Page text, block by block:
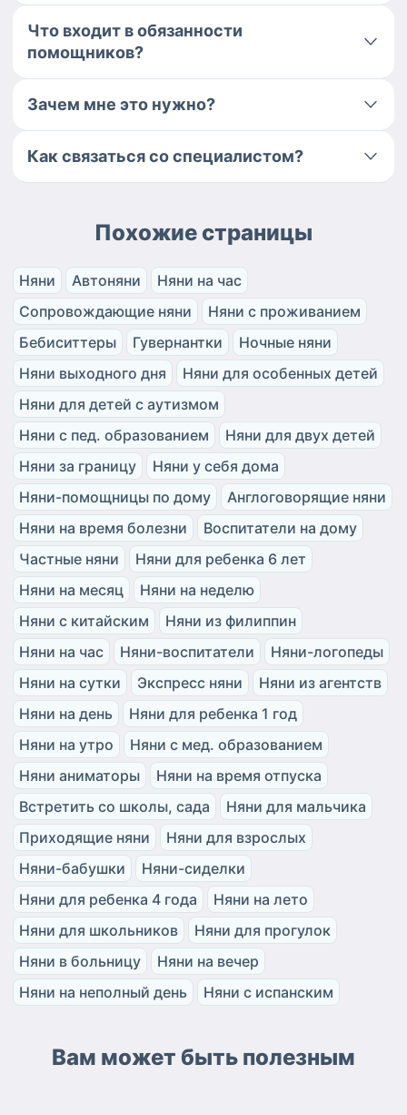
Что входит в обязанности
помощников?
Зачем мне это нужно?
Как связаться со специалистом?
Похожие страницы
Няни Автоняни
Няни на час
Сопровождающие няни
Няни с проживанием
Бебиситтеры
Гувернантки
Ночные няни
Няни выходного дня
Няни для особенных детей
Няни для детей с аутизмом
Няни с пед. образованием
Няни для двух детей
Няни за границу
Няни у себя дома
Няни-помощницы по дому
Англоговорящие няни
Няни на время болезни
Воспитатели на дому
Частные няни
Няни для ребенка 6 лет
Няни на месяц
Няни на неделю
Няни с китайским
Няни из филиппин
Няни на час
Няни-воспитатели
Няни-логопеды
Няни на сутки
Экспресс няни
Няни из агентств
Няни на день
Няни для ребенка 1 год
Няни на утро
Няни с мед. образованием
Няни аниматоры
Няни на время отпуска
Встретить со школы, сада
Няни для мальчика
Приходящие няни
Няни для взрослых
Няни-бабушки
Няни-сиделки
Няни для ребенка 4 года
Няни на лето
Няни для школьников
Няни для прогулок
Няни в больницу
Няни на вечер
Няни на неполный день
Няни с испанским
Вам может быть полезным